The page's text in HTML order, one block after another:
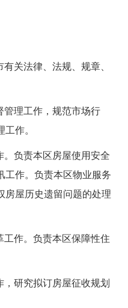
关法律、法规、规章、
管理工作，规范市场行
作。
。负责本区房屋使用安全
工作。负责本区物业服务
房屋历史遗留问题的处理
工作。负责本区保障性住
研究拟订房屋征收规划